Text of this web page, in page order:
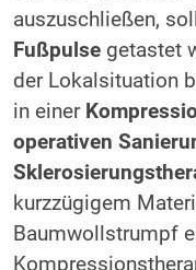
auszuschließen,
Fußpulsegetastet
der Lokalsituation
in einer
operativen
kurzzügigem
Baumwollstrumpf